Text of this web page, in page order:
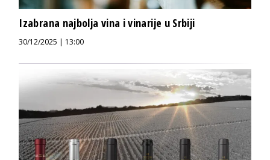
Izabrana najbolja vina i vinarije u Srbiji
30/12/2025 | 13:00